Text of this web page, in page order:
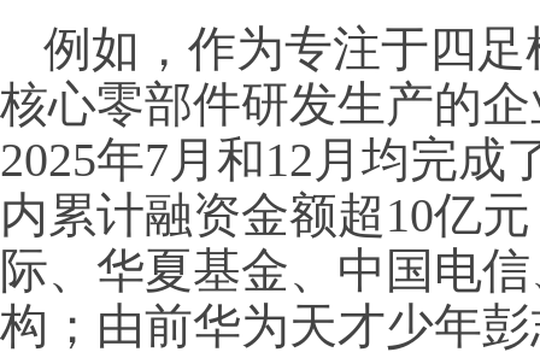
例如，作为专注于四
核心零部件研发生产的
2025年7月和12月均完成
内累计融资金额超10亿
际、华夏基金、中国电
构；由前华为天才少年